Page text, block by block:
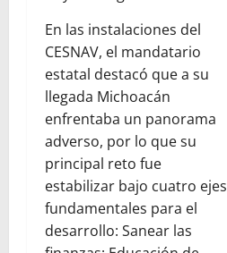
En las instalaciones del
CESNAV, el mandatario
estatal destacó que a su
llegada Michoacán
enfrentaba un panorama
adverso, por lo que su
principal reto fue
estabilizar bajo cuatro ejes
fundamentales para el
desarrollo: Sanear las